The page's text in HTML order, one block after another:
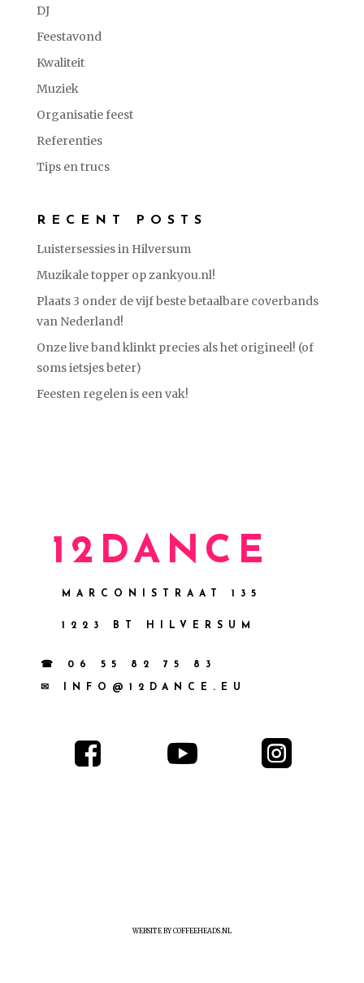
DJ
Feestavond
Kwaliteit
Muziek
Organisatie feest
Referenties
Tips en trucs
RECENT POSTS
Luistersessies in Hilversum
Muzikale topper op zankyou.nl!
Plaats 3 onder de vijf beste betaalbare coverbands
van Nederland!
Onze live band klinkt precies als het origineel! (of
soms ietsjes beter)
Feesten regelen is een vak!
12DANCE
MARCONISTRAAT 135
1223 BT HILVERSUM
☎ 06 55 82 75 83
✉ INFO@12DANCE.EU
  
WEBSITE BY COFFEEHEADS.NL